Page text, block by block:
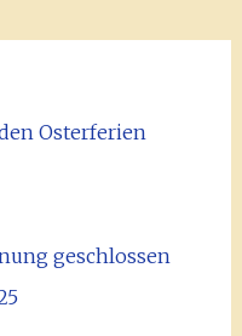
Osterferien
geschlossen